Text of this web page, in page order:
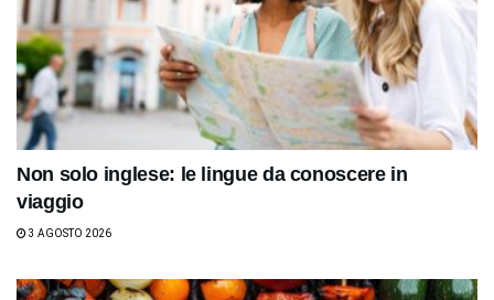
Non solo inglese: le lingue da conoscere in
viaggio
3 AGOSTO 2026